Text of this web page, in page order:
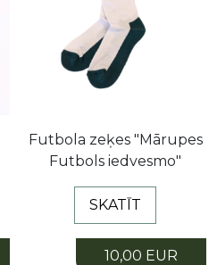
Futbola zeķes "Mārupes
Futbols iedvesmo"
SKATĪT
10,00 EUR